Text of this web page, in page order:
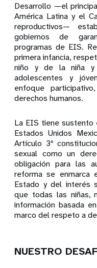
Desarrollo —el
América Latina y el
reproductivos—
gobiernos de
programas de EIS.
primera infancia,
niño y de la niña y
adolescentes y
enfoque
derechos humanos.
La EIS tiene sustento
Estados Unidos
Artículo 3º
sexual como un
obligación para las
reforma se enmarca
Estado y del interés
que todas las niñas,
información basada
marco del respeto a
NUESTRO